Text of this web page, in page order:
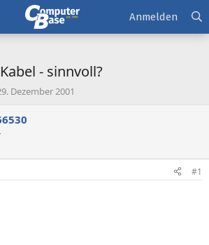
Anmelden
- sinnvoll?
Dezember 2001
#1